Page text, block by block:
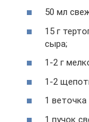
50 мл
15 г
сыра;
1-2 г
1-2
1 веточка
1 пучок